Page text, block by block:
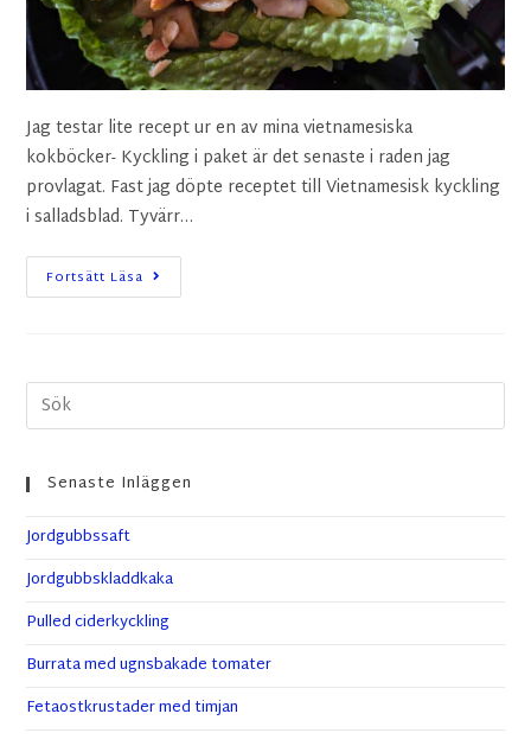
Jag testar lite recept ur en av mina vietnamesiska
kokböcker- Kyckling i paket är det senaste i raden jag
provlagat. Fast jag döpte receptet till Vietnamesisk kyckling
i salladsblad. Tyvärr…
Fortsätt Läsa
Senaste Inläggen
Jordgubbssaft
Jordgubbskladdkaka
Pulled ciderkyckling
Burrata med ugnsbakade tomater
Fetaostkrustader med timjan